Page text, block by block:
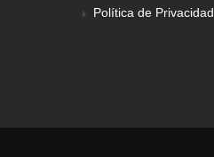
Política de Privacidad